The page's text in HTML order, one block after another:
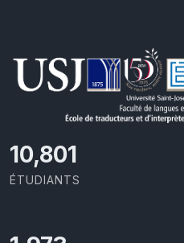
11,727
ÉTUDIANTS